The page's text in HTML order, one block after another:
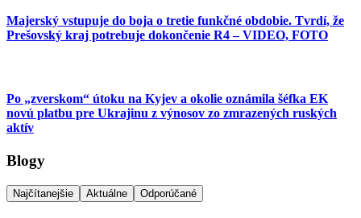
Majerský vstupuje do boja o tretie funkčné obdobie. Tvrdí, že
Prešovský kraj potrebuje dokončenie R4 – VIDEO, FOTO
Po „zverskom“ útoku na Kyjev a okolie oznámila šéfka EK
novú platbu pre Ukrajinu z výnosov zo zmrazených ruských
aktív
Blogy
Najčítanejšie Aktuálne Odporúčané